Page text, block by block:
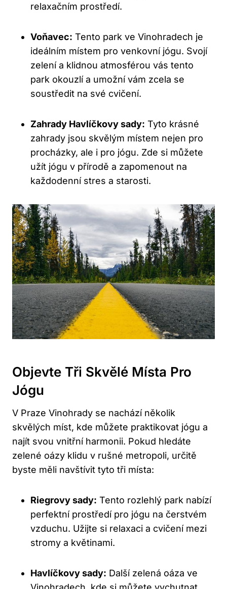
relaxačním prostředí.
Voňavec: Tento park ve Vinohradech je
ideálním místem pro venkovní jógu. Svojí
zelení a klidnou atmosférou vás tento
park okouzlí a umožní vám zcela se
soustředit na své cvičení.
Zahrady Havlíčkovy sady: Tyto krásné
zahrady jsou skvělým místem nejen pro
procházky, ale i pro jógu. Zde si můžete
užít jógu v přírodě a zapomenout na
každodenní stres a starosti.
Objevte Tři Skvělé Místa Pro
Jógu
V Praze Vinohrady se nachází několik
skvělých míst, kde můžete praktikovat jógu a
najít svou vnitřní harmonii. Pokud hledáte
zelené oázy klidu v rušné metropoli, určitě
byste měli navštívit tyto tři místa:
Riegrovy sady: Tento rozlehlý park nabízí
perfektní prostředí pro jógu na čerstvém
vzduchu. Užijte si relaxaci a cvičení mezi
stromy a květinami.
Havlíčkovy sady: Další zelená oáza ve